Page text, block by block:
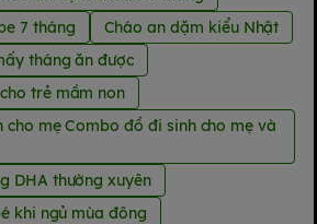
7 tháng
Cháo an dặm kiểu Nhật
tháng ăn được
trẻ mầm non
cho mẹ Combo đồ đi sinh cho mẹ và
DHA thường xuyên
khi ngủ mùa đông